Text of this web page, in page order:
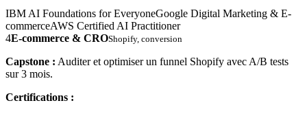
IBM AI Foundations for EveryoneGoogle Digital Marketing & E-
commerceAWS Certified AI Practitioner
4E-commerce & CROShopify, conversion
Capstone : Auditer et optimiser un funnel Shopify avec A/B tests
sur 3 mois.
Certifications :